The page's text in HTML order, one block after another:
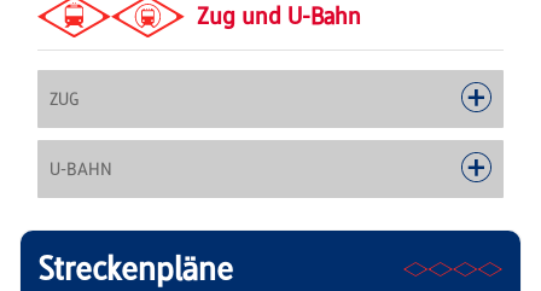
Zug und U-Bahn
ZUG
U-BAHN
Streckenpläne